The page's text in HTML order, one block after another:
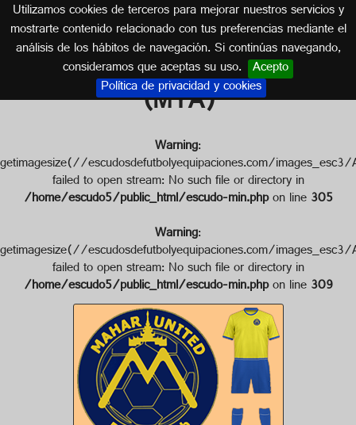
Utilizamos cookies de terceros para mejorar nuestros servicios y
mostrarte contenido relacionado con tus preferencias mediante el
análisis de los hábitos de navegación. Si continúas navegando,
consideramos que aceptas su uso. Acepto
Política de privacidad y cookies
Escudo de MAHAR UNITED F.C.
(MYA)
BIRMANIA
Warning:
getimagesize(//escudosdefutbolyequipaciones.com/
failed to open stream: No such file or directory in
/home/escudo5/public_html/escudo-min.phpon line305
Warning:
getimagesize(//escudosdefutbolyequipaciones.com/
failed to open stream: No such file or directory in
/home/escudo5/public_html/escudo-min.phpon line309